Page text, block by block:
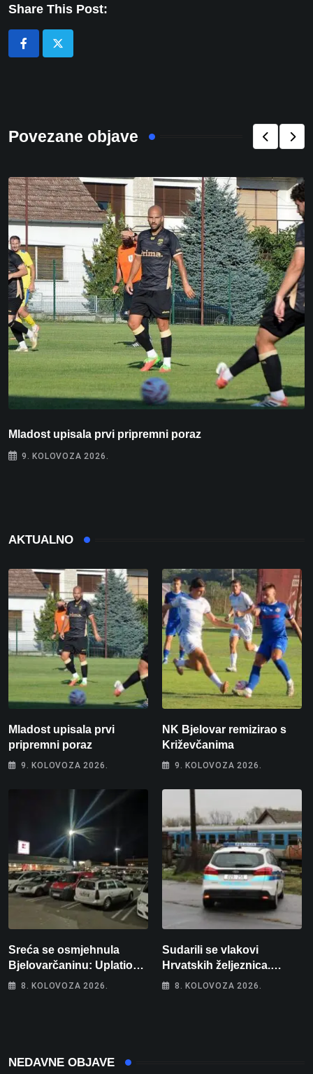
Share This Post:
Povezane objave
Mladost upisala prvi pripremni poraz
9. KOLOVOZA 2026.
AKTUALNO
Mladost upisala prvi
pripremni poraz
9. KOLOVOZA 2026.
NK Bjelovar remizirao s
Križevčanima
9. KOLOVOZA 2026.
Sreća se osmjehnula
Bjelovarčaninu: Uplatio
samo 4 eura, a osvojio
8. KOLOVOZA 2026.
Sudarili se vlakovi
Hrvatskih željeznica.
Šestero osoba teško
8. KOLOVOZA 2026.
NEDAVNE OBJAVE